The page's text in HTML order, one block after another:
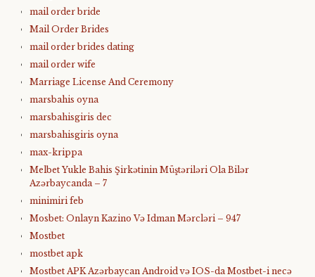
mail order bride
Mail Order Brides
mail order brides dating
mail order wife
Marriage License And Ceremony
marsbahis oyna
marsbahisgiris dec
marsbahisgiris oyna
max-krippa
Melbet Yukle Bahis Şirkətinin Müştəriləri Ola Bilər
Azərbaycanda – 7
minimiri feb
Mosbet: Onlayn Kazino Və Idman Mərcləri – 947
Mostbet
mostbet apk
Mostbet APK Azərbaycan Android və IOS-da Mostbet-i necə